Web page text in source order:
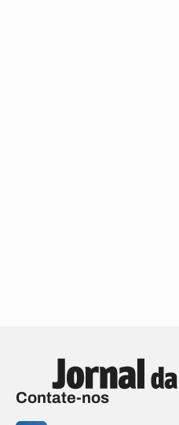
Contate-nos